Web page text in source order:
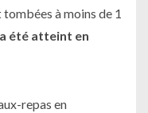
à moins de 1
été atteint en
repas en